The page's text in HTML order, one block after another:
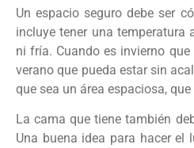
Un espacio seguro debe ser
incluye tener una temperatura
ni fría. Cuando es invierno
verano que pueda estar sin
que sea un área espaciosa,
La cama que tiene también
Una buena idea para hacer el